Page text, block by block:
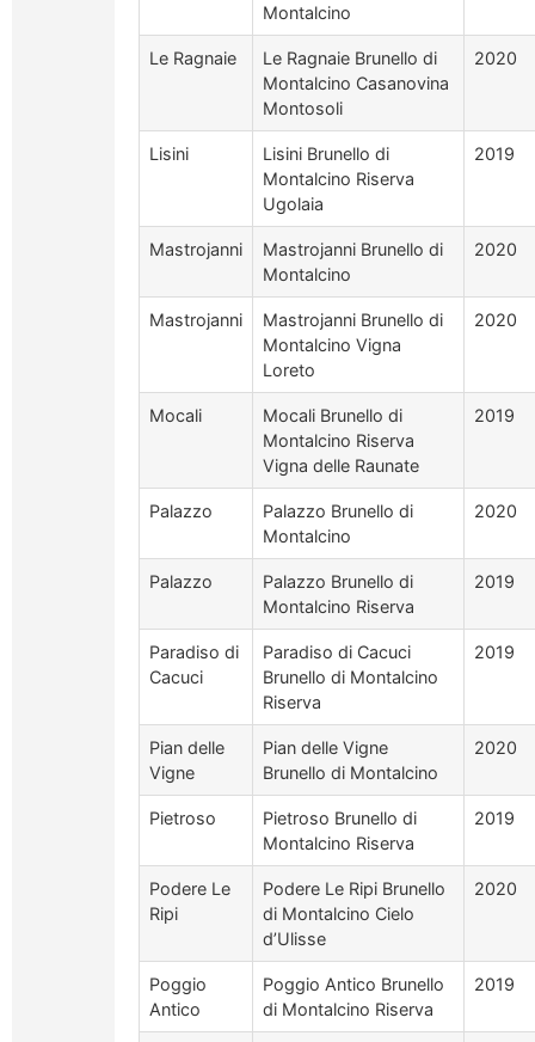
Montalcino
Le Ragnaie
Le Ragnaie Brunello di
Montalcino Casanovina
Montosoli
2020
Lisini
Lisini Brunello di
Montalcino Riserva
Ugolaia
2019
Mastrojanni
Mastrojanni Brunello di
Montalcino
2020
Mastrojanni
Mastrojanni Brunello di
Montalcino Vigna
Loreto
2020
Mocali
Mocali Brunello di
Montalcino Riserva
Vigna delle Raunate
2019
Palazzo
Palazzo Brunello di
Montalcino
2020
Palazzo
Palazzo Brunello di
Montalcino Riserva
2019
Paradiso di
Cacuci
Paradiso di Cacuci
Brunello di Montalcino
Riserva
2019
Pian delle
Vigne
Pian delle Vigne
Brunello di Montalcino
2020
Pietroso
Pietroso Brunello di
Montalcino Riserva
2019
Podere Le
Ripi
Podere Le Ripi Brunello
di Montalcino Cielo
d’Ulisse
2020
Poggio
Antico
Poggio Antico Brunello
di Montalcino Riserva
2019